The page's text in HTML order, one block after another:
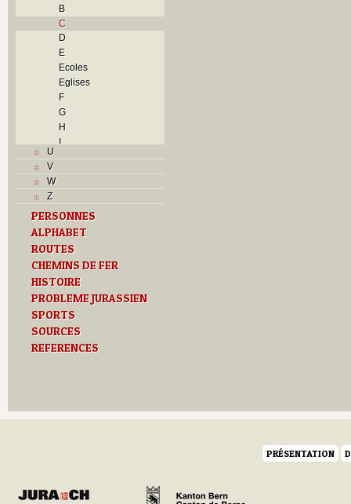
B
C
D
E
Ecoles
Eglises
F
G
H
I
P
R
S
T
U
U
V
W
Z
PERSONNES
ALPHABET
ROUTES
CHEMINS DE FER
HISTOIRE
PROBLEME JURASSIEN
SPORTS
SOURCES
REFERENCES
PRÉSENTATION